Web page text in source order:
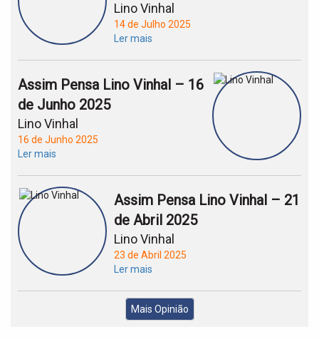
Lino Vinhal
14 de Julho 2025
Ler mais
Assim Pensa Lino Vinhal – 16
de Junho 2025
Lino Vinhal
16 de Junho 2025
Ler mais
Assim Pensa Lino Vinhal – 21
de Abril 2025
Lino Vinhal
23 de Abril 2025
Ler mais
Mais Opinião